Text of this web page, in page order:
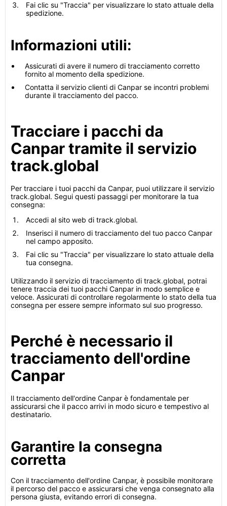
Fai clic su "Traccia" per visualizzare lo stato attuale della
spedizione.
Informazioni utili:
Assicurati di avere il numero di tracciamento corretto
fornito al momento della spedizione.
Contatta il servizio clienti di Canpar se incontri problemi
durante il tracciamento del pacco.
Tracciare i pacchi da
Canpar tramite il servizio
track.global
Per tracciare i tuoi pacchi da Canpar, puoi utilizzare il servizio
track.global. Segui questi passaggi per monitorare la tua
consegna:
Accedi al sito web di track.global.
Inserisci il numero di tracciamento del tuo pacco Canpar
nel campo apposito.
Fai clic su "Traccia" per visualizzare lo stato attuale della
tua consegna.
Utilizzando il servizio di tracciamento di track.global, potrai
tenere traccia dei tuoi pacchi Canpar in modo semplice e
veloce. Assicurati di controllare regolarmente lo stato della tua
consegna per essere sempre informato sul suo progresso.
Perché è necessario il
tracciamento dell'ordine
Canpar
Il tracciamento dell'ordine Canpar è fondamentale per
assicurarsi che il pacco arrivi in modo sicuro e tempestivo al
destinatario.
Garantire la consegna
corretta
Con il tracciamento dell'ordine Canpar, è possibile monitorare
il percorso del pacco e assicurarsi che venga consegnato alla
persona giusta, evitando errori di consegna.